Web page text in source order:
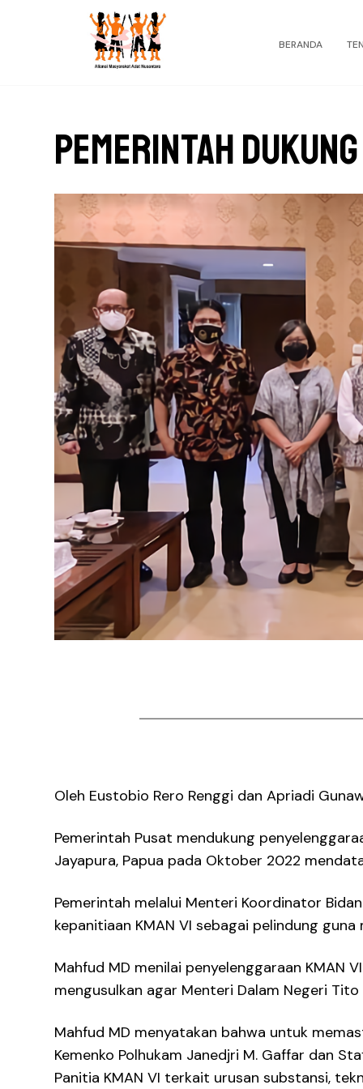
BERANDA
Pemerintah Dukung
Oleh Eustobio Rero Renggi dan Apriadi
Pemerintah Pusat mendukung
Jayapura, Papua pada Oktober 2022
Pemerintah melalui Menteri Koordinator
kepanitiaan KMAN VI sebagai pelindung
Mahfud MD menilai penyelenggaraan KMAN
mengusulkan agar Menteri Dalam Negeri
Mahfud MD menyatakan bahwa untuk
Kemenko Polhukam Janedjri M. Gaffar dan
Panitia KMAN VI terkait urusan substansi,